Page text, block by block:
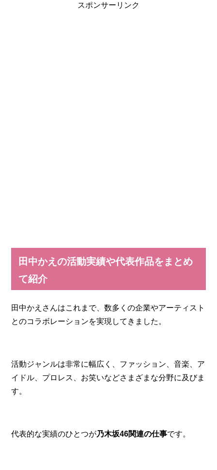
スポンサーリンク
田中かえの活動実績や代表作品をまとめ
て紹介
田中かえさんはこれまで、数多くの企業やアーティスト
とのコラボレーションを実現してきました。
活動ジャンルは非常に幅広く、ファッション、音楽、ア
イドル、プロレス、お笑いなどさまざまな分野に及びま
す。
代表的な実績のひとつが乃木坂46関連の仕事です。